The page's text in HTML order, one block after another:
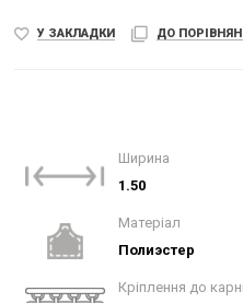
У ЗАКЛАДКИ ДО
Ширина
1.50
Матеріал
Полиэстер
Кріплення до